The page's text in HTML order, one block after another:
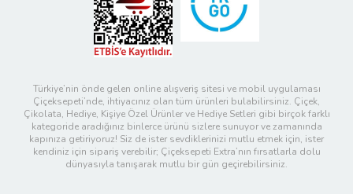
Türkiye’nin önde gelen online alışveriş sitesi ve mobil uygulaması
Çiçeksepeti’nde, ihtiyacınız olan tüm ürünleri bulabilirsiniz. Çiçek,
Çikolata, Hediye, Kişiye Özel Ürünler ve Hediye Setleri gibi birçok farklı
kategoride aradığınız binlerce ürünü sizlere sunuyor ve zamanında
kapınıza getiriyoruz! Siz de ister sevdiklerinizi mutlu etmek için, ister
kendiniz için sipariş verebilir; Çiçeksepeti Extra’nın fırsatlarla dolu
dünyasıyla tanışarak mutlu bir gün geçirebilirsiniz.